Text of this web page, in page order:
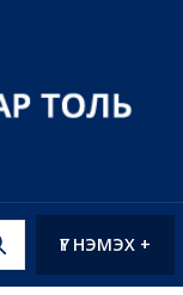
ҮГ НЭМЭХ +